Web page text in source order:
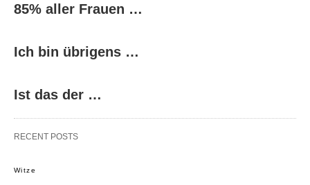
85% aller Frauen …
Ich bin übrigens …
Ist das der …
RECENT POSTS
Witze